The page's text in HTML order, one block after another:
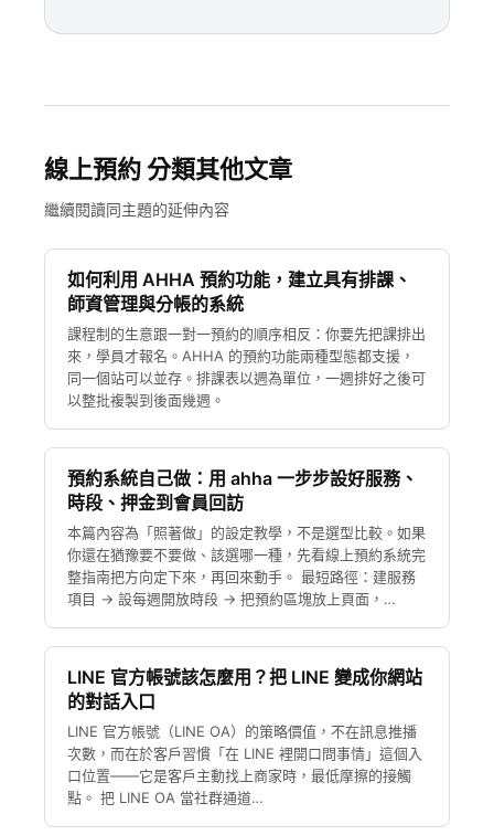
線上預約 分類其他文章
繼續閱讀同主題的延伸內容
如何利用 AHHA 預約功能，建立具有排課、
師資管理與分帳的系統
課程制的生意跟一對一預約的順序相反：你要先把課排出
來，學員才報名。AHHA 的預約功能兩種型態都支援，
同一個站可以並存。排課表以週為單位，一週排好之後可
以整批複製到後面幾週。
預約系統自己做：用 ahha 一步步設好服務、
時段、押金到會員回訪
本篇內容為「照著做」的設定教學，不是選型比較。如果
你還在猶豫要不要做、該選哪一種，先看線上預約系統完
整指南把方向定下來，再回來動手。 最短路徑：建服務
項目 → 設每週開放時段 → 把預約區塊放上頁面，…
LINE 官方帳號該怎麼用？把 LINE 變成你網站
的對話入口
LINE 官方帳號（LINE OA）的策略價值，不在訊息推播
次數，而在於客戶習慣「在 LINE 裡開口問事情」這個入
口位置——它是客戶主動找上商家時，最低摩擦的接觸
點。 把 LINE OA 當社群通道…